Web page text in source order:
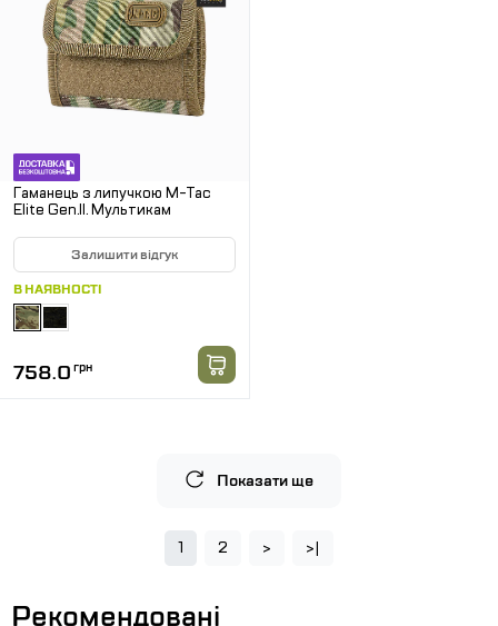
Гаманець з липучкою M-Tac
Elite Gen.II. Мультикам
Залишити відгук
В НАЯВНОСТІ
758.0 грн
Показати ще
1 2 > >|
Рекомендовані